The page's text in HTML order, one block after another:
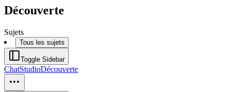
Découverte
Sujets
Tous les sujets
Toggle Sidebar
ChatStudioDécouverte